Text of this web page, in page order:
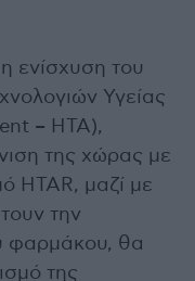
ενίσχυση του
Υγείας
– HTA),
της χώρας με
ΗΤΑR, μαζί με
την
φαρμάκου, θα
της